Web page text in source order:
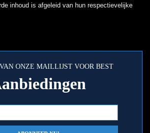
inhoud is afgeleid van hun respectievelijke
ONZE MAILLIJST VOOR BEST